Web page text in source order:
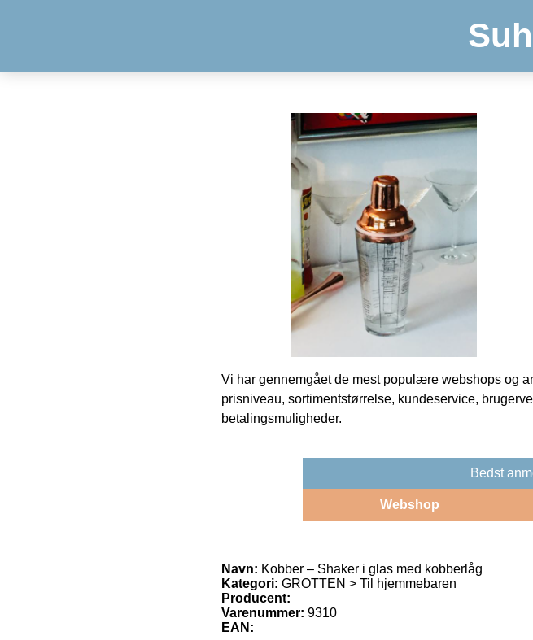
Vi har gennemgået de mest populære webshops og
prisniveau, sortimentstørrelse, kundeservice,
betalingsmuligheder.
Bedst
Webshop
Navn: Kobber – Shaker i glas med kobberlåg
Kategori: GROTTEN > Til hjemmebaren
Producent:
Varenummer: 9310
EAN: